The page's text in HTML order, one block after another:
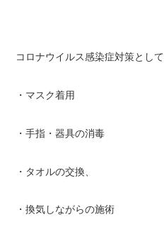
コロナウイルス感染症対策として
・マスク着用
・手指・器具の消毒
・タオルの交換、
・換気しながらの施術